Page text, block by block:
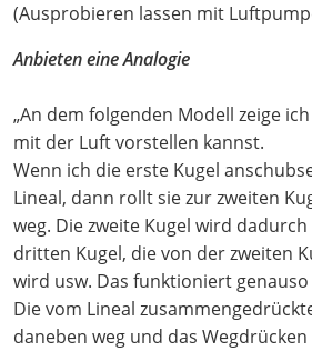
(Ausprobieren lassen mit
Anbieten eine Analogie
„An dem folgenden Modell zeige
mit der Luft vorstellen kannst.
Wenn ich die erste Kugel
Lineal, dann rollt sie zur zweiten
weg. Die zweite Kugel wird
dritten Kugel, die von der zweiten
wird usw. Das funktioniert
Die vom Lineal
daneben weg und das